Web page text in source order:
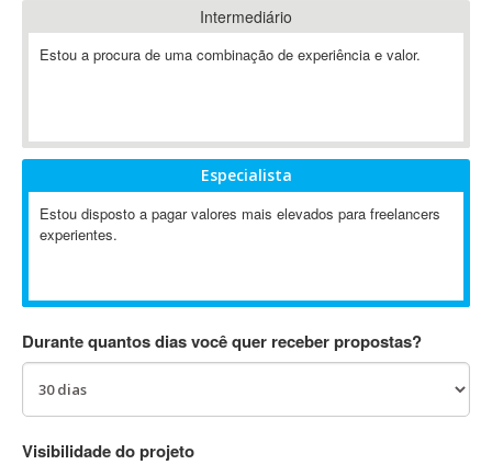
ABIS
Ableton Push
Abstract
Abstract Window Toolkit (AWT)
Absynth
AC3
AccountMate
ACDSee
ACID Pro
ACPI
Intermediário
Estou a procura de uma combinação de experiência e valor.
Especialista
Estou disposto a pagar valores mais elevados para freelancers
experientes.
Durante quantos dias você quer receber propostas?
Visibilidade do projeto